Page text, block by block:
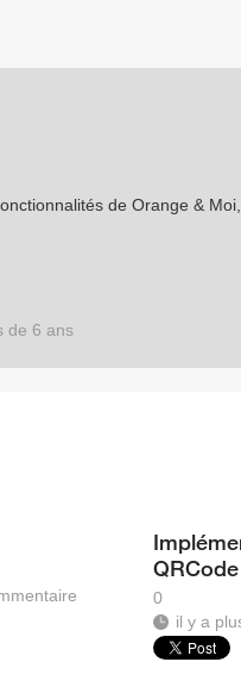
de Orange &
de 6 ans
QRCode
0
il y a